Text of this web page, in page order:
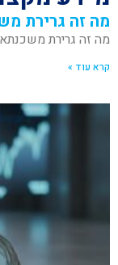
מה זה גרירת
מה זה גרירת
קרא עוד »